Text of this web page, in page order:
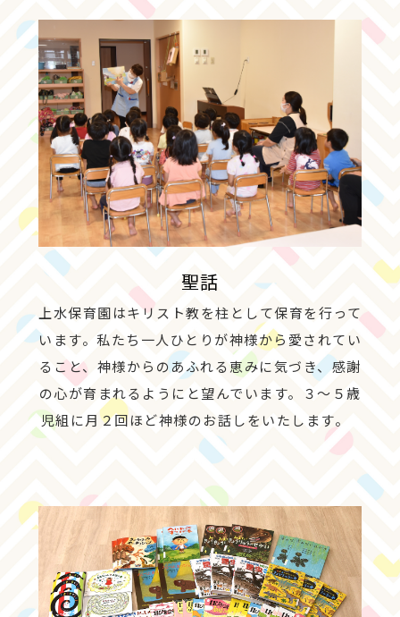
聖話
上水保育園はキリスト教を柱として保育を行って
います。私たち一人ひとりが神様から愛されてい
ること、神様からのあふれる恵みに気づき、感謝
の心が育まれるようにと望んでいます。３～５歳
児組に月２回ほど神様のお話しをいたします。